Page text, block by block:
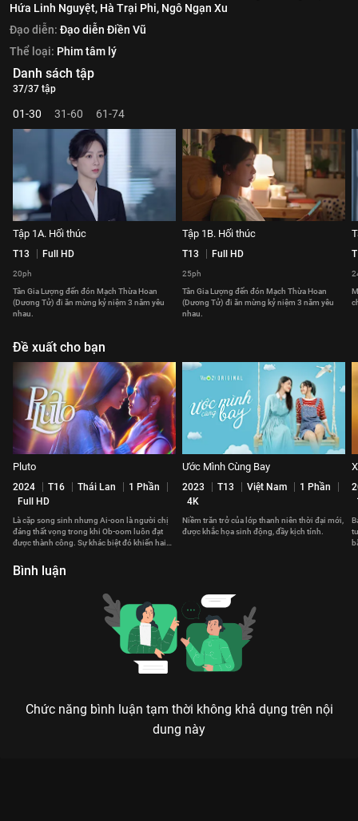
Hứa Linh Nguyệt, Hà Trại Phi, Ngô Ngạn Xu
Đạo diễn: Đạo diễn Điền Vũ
Thể loại: Phim tâm lý
Danh sách tập
37/37 tập
01-30 31-60 61-74
Tập 1A. Hối thúc
T13 Full HD
20ph
Tân Gia Lượng đến đón Mạch Thừa Hoan
(Dương Tử) đi ăn mừng kỷ niệm 3 năm yêu
nhau.
Tập 1B. Hối thúc
T13 Full HD
25ph
Tân Gia Lượng đến đón Mạch Thừa Hoan
(Dương Tử) đi ăn mừng kỷ niệm 3 năm yêu
nhau.
Đề xuất cho bạn
Pluto
2024 T16 Thái Lan
1 Phần
Full HD
Là cặp song sinh nhưng Ai-oon là người chị
đáng thất vọng trong khi Ob-oom luôn đạt
được thành công. Sự khác biệt đó khiến hai
Ước Mình Cùng Bay
2023 T13 Việt Nam
1 Phần
4K
Niềm trăn trở của lớp thanh niên thời đại mới,
được khắc họa sinh động, đầy kịch tính.
Bình luận
Chức năng bình luận tạm thời không khả dụng trên nội
dung này